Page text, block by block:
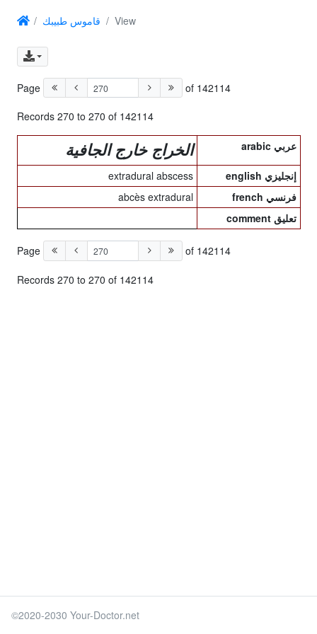
قاموس طبيبك View
Page of 142114
Records 270 to 270 of 142114
arabic عربي الخراج خارج الجافية
english إنجليزي
extradural abscess
french فرنسي
abcès extradural
comment تعليق
Page of 142114
Records 270 to 270 of 142114
©2020-2030 Your-Doctor.net